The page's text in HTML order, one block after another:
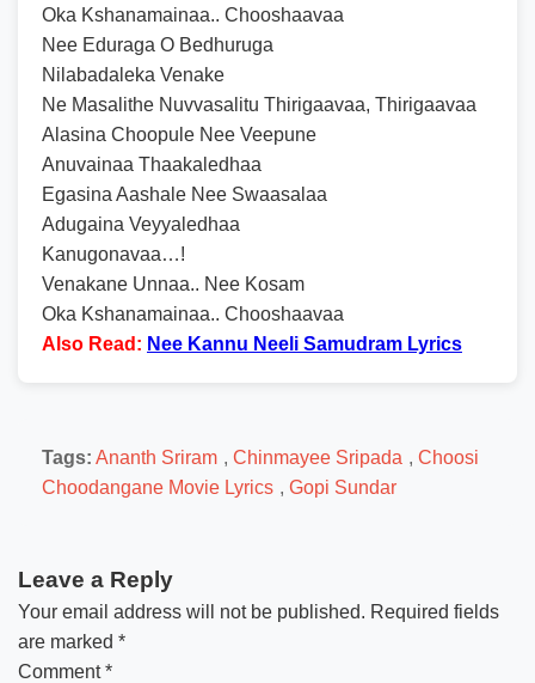
Oka Kshanamainaa.. Chooshaavaa
Nee Eduraga O Bedhuruga
Nilabadaleka Venake
Ne Masalithe Nuvvasalitu Thirigaavaa, Thirigaavaa
Alasina Choopule Nee Veepune
Anuvainaa Thaakaledhaa
Egasina Aashale Nee Swaasalaa
Adugaina Veyyaledhaa
Kanugonavaa…!
Venakane Unnaa.. Nee Kosam
Oka Kshanamainaa.. Chooshaavaa
Also Read: Nee Kannu Neeli Samudram Lyrics
Tags: Ananth Sriram , Chinmayee Sripada , Choosi
Choodangane Movie Lyrics , Gopi Sundar
Leave a Reply
Your email address will not be published. Required fields
are marked *
Comment*